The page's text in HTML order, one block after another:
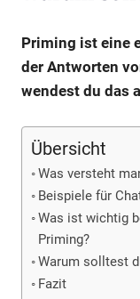
Priming ist eine
der Antworten
wendest du das
Übersicht
Was versteht
Beispiele für
Was ist wichtig
Priming?
Warum solltest
Fazit